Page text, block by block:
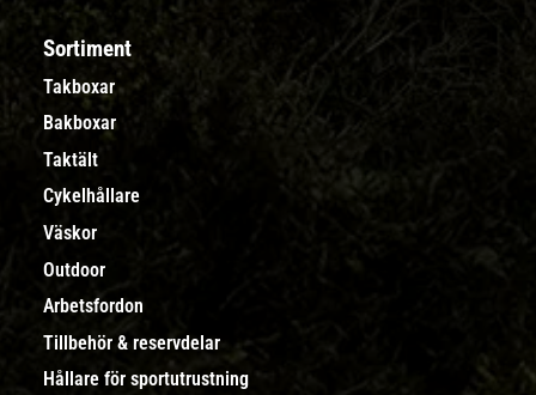
Sortiment
Takboxar
Bakboxar
Taktält
Cykelhållare
Väskor
Outdoor
Arbetsfordon
Tillbehör & reservdelar
Hållare för sportutrustning